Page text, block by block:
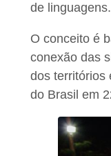
de linguagens.
O conceito é
conexão das
dos territórios
do Brasil em